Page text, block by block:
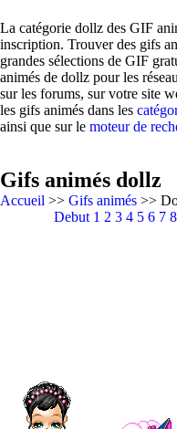
La catégorie dollz des GIF
inscription. Trouver des gifs
grandes sélections de GIF
animés de dollz pour les
sur les forums, sur votre site
les gifs animés dans les
ainsi que sur le moteur de
Gifs animés dollz
Accueil >> Gifs animés >>
Debut 1 2 3 4 5 6 7 8